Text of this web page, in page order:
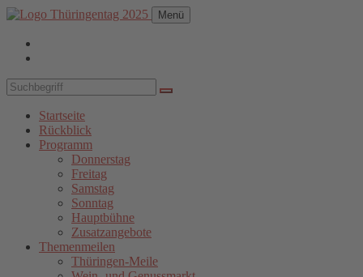
Menü
Startseite
Rückblick
Programm
Donnerstag
Freitag
Samstag
Sonntag
Hauptbühne
Zusatzangebote
Themenmeilen
Thüringen-Meile